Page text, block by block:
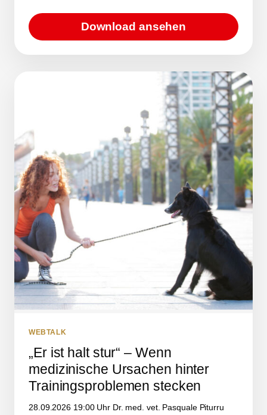
Download ansehen
WEBTALK
„Er ist halt stur“ – Wenn
medizinische Ursachen hinter
Trainingsproblemen stecken
28.09.2026 19:00 Uhr Dr. med. vet. Pasquale Piturru